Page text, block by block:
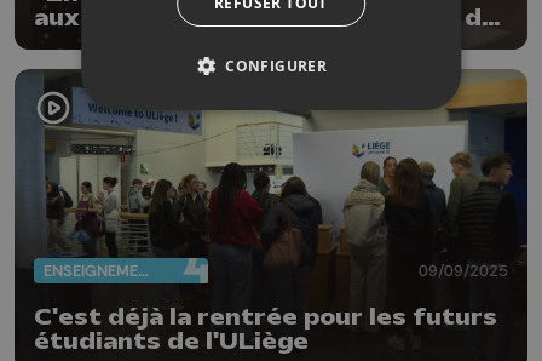
aux violences familiales au Palais de
Justice
ENSEIGNEMENT 09/09/2025
C'est déjà la rentrée pour les futurs
étudiants de l'ULiège
CONFIGURER